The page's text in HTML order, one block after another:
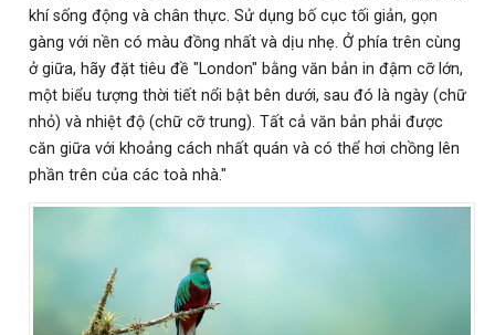
khí sống động và chân thực. Sử dụng bố cục tối giản, gọn
gàng với nền có màu đồng nhất và dịu nhẹ. Ở phía trên cùng
ở giữa, hãy đặt tiêu đề "London" bằng văn bản in đậm cỡ lớn,
một biểu tượng thời tiết nổi bật bên dưới, sau đó là ngày (chữ
nhỏ) và nhiệt độ (chữ cỡ trung). Tất cả văn bản phải được
căn giữa với khoảng cách nhất quán và có thể hơi chồng lên
phần trên của các toà nhà."